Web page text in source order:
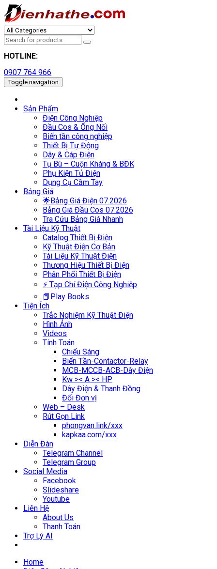
HOTLINE:
0907 764 966
Toggle navigation
Sản Phẩm
Điện Công Nghiệp
Đầu Cos & Ống Nối
Biến tần công nghiệp
Thiết Bị Tự Động
Dây & Cáp Điện
Tụ Bù – Cuộn Kháng & BĐK
Phụ Kiện Tủ Điện
Dụng Cụ Cầm Tay
Bảng Giá
🌟Bảng Giá Điện 07.2026
Bảng Giá Đầu Cos 07.2026
Tra Cứu Bảng Giá Nhanh
Tài Liệu Kỹ Thuật
Catalog Thiết Bị Điện
Kỹ Thuật Điện Cơ Bản
Tài Liệu Kỹ Thuật Điện
Thương Hiệu Thiết Bị Điện
Phân Phối Thiết Bị Điện
⚡ Tạp Chí Điện Công Nghiệp
📕Play Books
Tiện Ích
Trắc Nghiệm Kỹ Thuật Điện
Hình Ảnh
Videos
Tính Toán
Chiếu Sáng
Biến Tần-Contactor-Relay
MCB-MCCB-ACB-Dây Điện
Kw >< A >< HP
Dây Điện & Thanh Đồng
Đổi Đơn vị
Web – Desk
Rút Gọn Link
phongvan.link/xxx
kapkaa.com/xxx
Diễn Đàn
Telegram Channel
Telegram Group
Social Media
Facebook
Slideshare
Youtube
Liên Hệ
About Us
Thanh Toán
Trợ Lý AI
Home